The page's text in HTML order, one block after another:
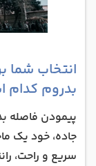
انتخاب شما
بدروم کدام
پیمودن فاصله
جاده، خود یک
سریع و راحت،